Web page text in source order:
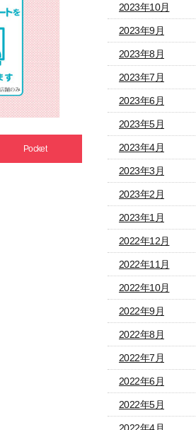
Pocket
2023年10月
2023年9月
2023年8月
2023年7月
2023年6月
2023年5月
2023年4月
2023年3月
2023年2月
2023年1月
2022年12月
2022年11月
2022年10月
2022年9月
2022年8月
2022年7月
2022年6月
2022年5月